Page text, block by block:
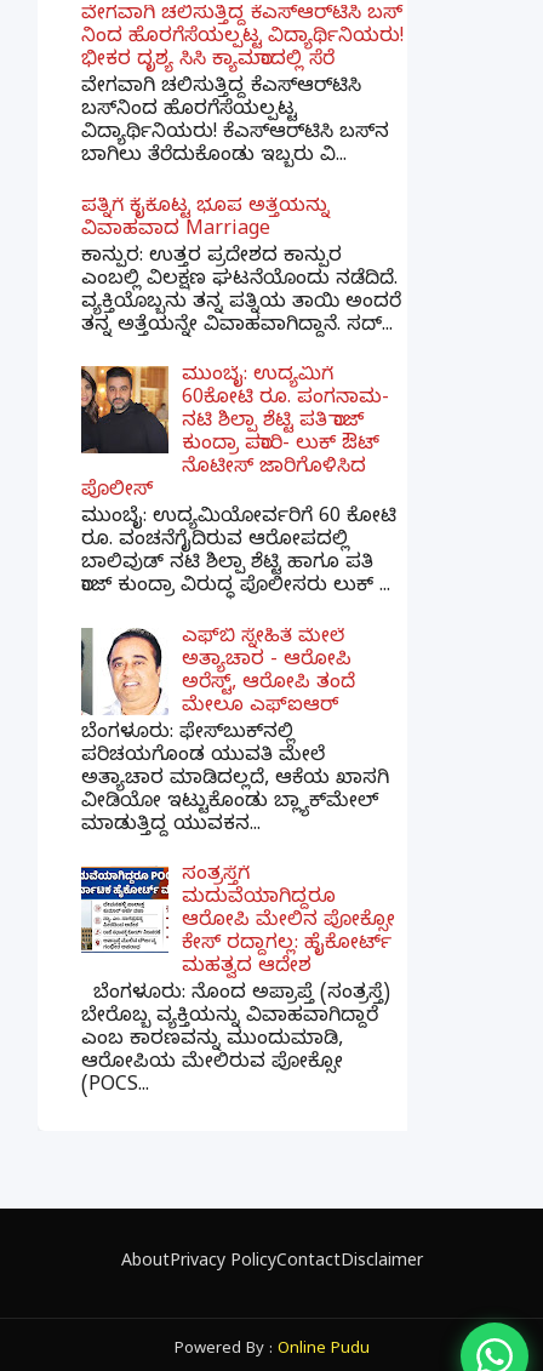
ವೇಗವಾಗಿ ಚಲಿಸುತ್ತಿದ್ದ ಕೆಎಸ್​ಆರ್​ಟಿಸಿ ಬಸ್​
ನಿಂದ ಹೊರಗೆಸೆಯಲ್ಪಟ್ಟ ವಿದ್ಯಾರ್ಥಿನಿಯರು!
ಭೀಕರ ದೃಶ್ಯ ಸಿಸಿ ಕ್ಯಾಮರಾದಲ್ಲಿ ಸೆರೆ
ವೇಗವಾಗಿ ಚಲಿಸುತ್ತಿದ್ದ ಕೆಎಸ್‌ಆರ್‌ಟಿಸಿ
ಬಸ್‌ನಿಂದ ಹೊರಗೆಸೆಯಲ್ಪಟ್ಟ
ವಿದ್ಯಾರ್ಥಿನಿಯರು! ಕೆಎಸ್‌ಆರ್‌ಟಿಸಿ ಬಸ್‌ನ
ಬಾಗಿಲು ತೆರೆದುಕೊಂಡು ಇಬ್ಬರು ವಿ...
ಪತ್ನಿಗೆ ಕೈಕೊಟ್ಟ ಭೂಪ ಅತ್ತೆಯನ್ನು
ವಿವಾಹವಾದ Marriage
ಕಾನ್ಪುರ: ಉತ್ತರ ಪ್ರದೇಶದ ಕಾನ್ಪುರ
ಎಂಬಲ್ಲಿ ವಿಲಕ್ಷಣ ಘಟನೆಯೊಂದು ನಡೆದಿದೆ.
ವ್ಯಕ್ತಿಯೊಬ್ಬನು ತನ್ನ ಪತ್ನಿಯ ತಾಯಿ ಅಂದರೆ
ತನ್ನ ಅತ್ತೆಯನ್ನೇ ವಿವಾಹವಾಗಿದ್ದಾನೆ. ಸದ್...
ಮುಂಬೈ: ಉದ್ಯಮಿಗೆ
60ಕೋಟಿ ರೂ. ಪಂಗನಾಮ-
ನಟಿ ಶಿಲ್ಪಾ ಶೆಟ್ಟಿ ಪತಿ ರಾಜ್
ಕುಂದ್ರಾ ಪರಾರಿ- ಲುಕ್ ಔಟ್
ನೊಟೀಸ್ ಜಾರಿಗೊಳಿಸಿದ
ಪೊಲೀಸ್
ಮುಂಬೈ: ಉದ್ಯಮಿಯೋರ್ವರಿಗೆ 60 ಕೋಟಿ
ರೂ. ವಂಚನೆಗೈದಿರುವ ಆರೋಪದಲ್ಲಿ
ಬಾಲಿವುಡ್ ನಟಿ ಶಿಲ್ಪಾ ಶೆಟ್ಟಿ ಹಾಗೂ ಪತಿ
ರಾಜ್ ಕುಂದ್ರಾ ವಿರುದ್ಧ ಪೊಲೀಸರು ಲುಕ್ ...
ಎಫ್‌ಬಿ ಸ್ನೇಹಿತೆ ಮೇಲೆ
ಅತ್ಯಾಚಾರ - ಆರೋಪಿ
ಅರೆಸ್ಟ್, ಆರೋಪಿ ತಂದೆ
ಮೇಲೂ ಎಫ್ಐಆರ್
ಬೆಂಗಳೂರು: ಫೇಸ್‌ಬುಕ್‌ನಲ್ಲಿ
ಪರಿಚಯಗೊಂಡ ಯುವತಿ ಮೇಲೆ
ಅತ್ಯಾಚಾರ ಮಾಡಿದಲ್ಲದೆ, ಆಕೆಯ ಖಾಸಗಿ
ವೀಡಿಯೋ ಇಟ್ಟುಕೊಂಡು ಬ್ಲ್ಯಾಕ್‌ಮೇಲ್
ಮಾಡುತ್ತಿದ್ದ ಯುವಕನ...
ಸಂತ್ರಸ್ತೆಗೆ
ಮದುವೆಯಾಗಿದ್ದರೂ
ಆರೋಪಿ ಮೇಲಿನ ಪೋಕ್ಸೋ
ಕೇಸ್ ರದ್ದಾಗಲ್ಲ: ಹೈಕೋರ್ಟ್
ಮಹತ್ವದ ಆದೇಶ
ಬೆಂಗಳೂರು: ನೊಂದ ಅಪ್ರಾಪ್ತೆ (ಸಂತ್ರಸ್ತೆ)
ಬೇರೊಬ್ಬ ವ್ಯಕ್ತಿಯನ್ನು ವಿವಾಹವಾಗಿದ್ದಾರೆ
ಎಂಬ ಕಾರಣವನ್ನು ಮುಂದುಮಾಡಿ,
ಆರೋಪಿಯ ಮೇಲಿರುವ ಪೋಕ್ಸೋ
(POCS...
AboutPrivacy PolicyContactDisclaimer
Powered By : Online Pudu
×
📢 ನಮ್ಮ WhatsApp ಗ್ರೂಪ್‌ಗೆ ಸೇರಿ — ತಕ್ಷಣದ